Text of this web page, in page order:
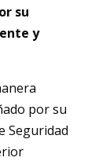
su
y
por su
Seguridad